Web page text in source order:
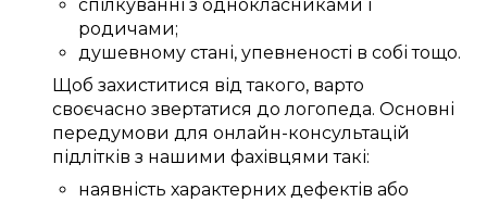
спілкуванні з однокласниками і
родичами;
душевному стані, упевненості в собі тощо.
Щоб захиститися від такого, варто
своєчасно звертатися дологопеда. Основні
передумови для онлайн-консультацій
підлітків з нашими фахівцями такі:
наявність характерних дефектів або